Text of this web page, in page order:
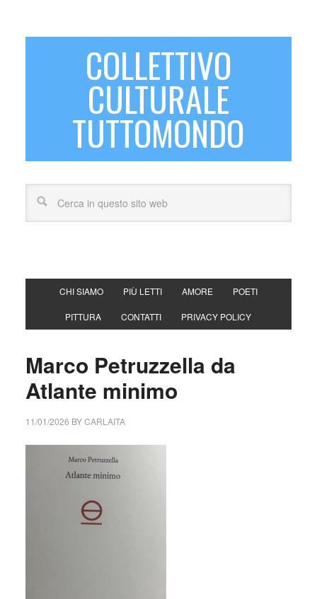
COLLETTIVO
CULTURALE
TUTTOMONDO
CHI SIAMO PIÙ LETTI AMORE POETI
PITTURA CONTATTI PRIVACY POLICY
Marco Petruzzella da
Atlante minimo
11/01/2026 BYCARLAITA